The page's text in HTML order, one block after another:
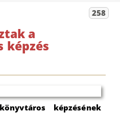
258
a
képzés
képzésének